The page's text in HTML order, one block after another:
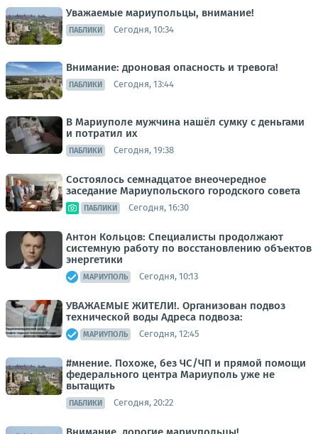
Уважаемые мариупольцы, внимание!
ПАБЛИКИ Сегодня, 10:34
Внимание: дроновая опасность и тревога!
ПАБЛИКИ Сегодня, 13:44
В Мариуполе мужчина нашёл сумку с деньгами
и потратил их
ПАБЛИКИ Сегодня, 19:38
Состоялось семнадцатое внеочередное
заседание Мариупольского городского совета
ПАБЛИКИ Сегодня, 16:30
Антон Кольцов: Специалисты продолжают
системную работу по восстановлению объектов
энергетики
МАРИУПОЛЬ Сегодня, 10:13
УВАЖАЕМЫЕ ЖИТЕЛИ!. Организован подвоз
технической воды Адреса подвоза:
МАРИУПОЛЬ Сегодня, 12:45
#мнение. Похоже, без ЧС/ЧП и прямой помощи
федерального центра Мариуполь уже не
вытащить
ПАБЛИКИ Сегодня, 20:22